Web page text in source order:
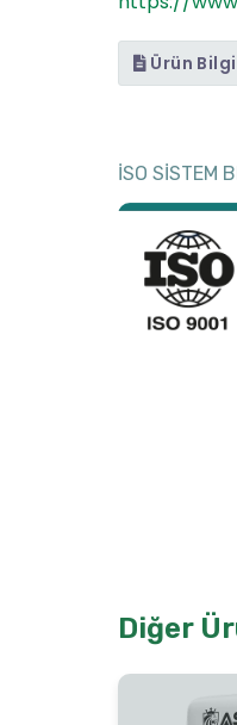
Ürün
İSO SİSTEM
Diğer